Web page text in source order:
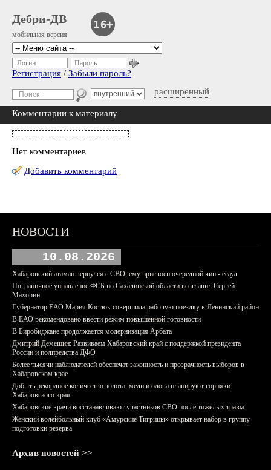
Дебри-ДВ
мобильная версия
расширенный
Логин Пароль
Регистрация / Забыли пароль?
Комментарии к материалу
Нет комментариев
Добавить комментарий
НОВОСТИ
10.08.2026
Хабаровский атаман вернулся с СВО, ему присвоен очередной чин - есаул
Пограничное управление ФСБ по Сахалинской области возглавил Сергей
Махорин
Губернатор ЕАО Мария Костюк совершила рабочую поездку в Ленинский район
В ЕАО рекомендовано ввести режим повышенной готовности
В Биробиджане продолжается модернизация Арбата
Дмитрий Демешин: Развиваем Хабаровский край с поддержкой президента
России и полпредства ДФО
Более тысячи наблюдателей обеспечат законность и прозрачность выборов в
Хабаровском крае
Добыть рекордное количество золота, меди и олова планируют горняки
Хабаровского края
Хабаровские врачи восстанавливают участников СВО после тяжелых травм
Женский волейбольный клуб «Амурские Тигрицы» открывает набор в группу
подготовки резерва
Архив новостей >>